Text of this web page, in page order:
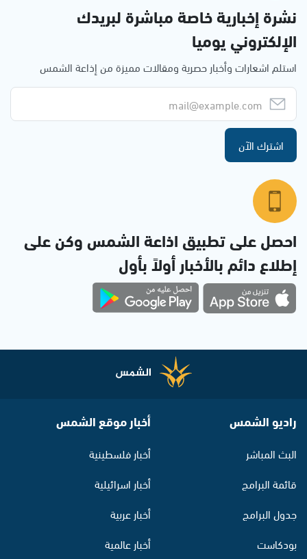
نشرة إخبارية خاصة مباشرة لبريدك
الإلكتروني يوميا
استلم اشعارات وأخبار حصرية ومقالات مميزة من إذاعة الشمس
اشترك الآن
احصل على تطبيق اذاعة الشمس وكن على
إطلاع دائم بالأخبار أولاً بأول
راديو الشمس
البث المباشر
قائمة البرامج
جدول البرامج
بودكاست
أخبار موقع الشمس
أخبار فلسطينية
أخبار اسرائيلية
أخبار عربية
أخبار عالمية